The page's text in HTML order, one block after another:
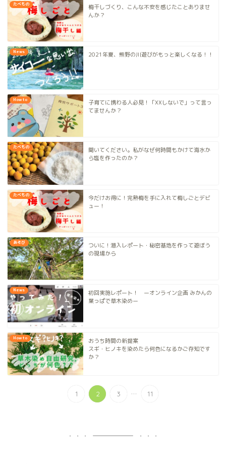
たべもの
梅干しづくり、こんな不安を感じたことありませ
んか？
News 2021年夏、熊野の川遊びがもっと楽しくなる！！
How to
子育てに携わる人必見！「XXしないで」って言っ
てませんか？
たべもの
聞いてください。私がなぜ何時間もかけて海水か
ら塩を作ったのか？
たべもの
今だけお得に！完熟梅を手に入れて梅しごとデビ
ュー！
あそび
ついに！潜入レポート・秘密基地を作って遊ぼう
の現場から
News
初回実施レポート！ ーオンライン企画 みかんの
葉っぱで草木染めー
How to
おうち時間の新提案
スギ・ヒノキを染めたら何色になるかご存知です
か？
1 2 3 ... 11